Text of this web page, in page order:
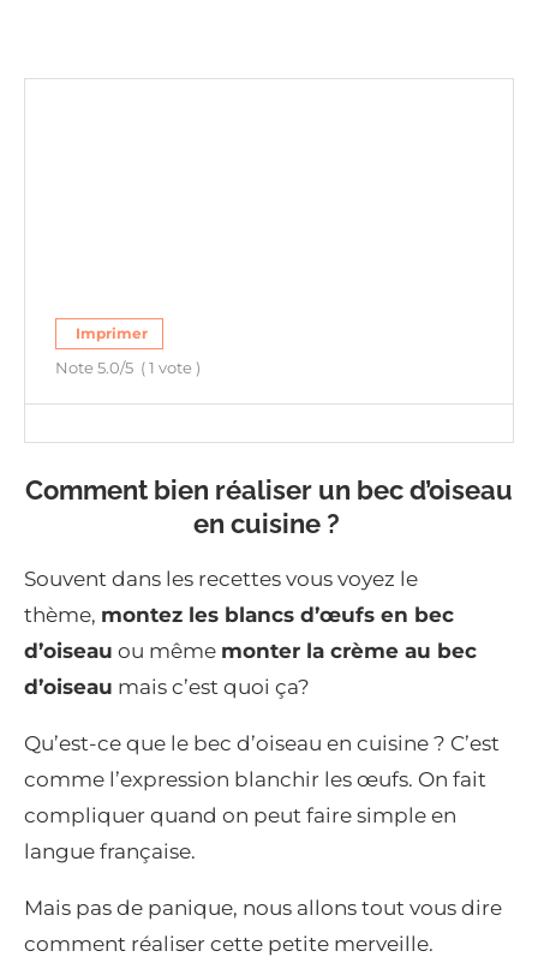
Imprimer
Note 5.0/5 (1 vote )
Comment bien réaliser un bec d’oiseau
en cuisine ?
Souvent dans les recettes vous voyez le
thème, montez les blancs d’œufs en bec
d’oiseau ou même monter la crème au bec
d’oiseau mais c’est quoi ça?
Qu’est-ce que le bec d’oiseau en cuisine ? C’est
comme l’expression blanchir les œufs. On fait
compliquer quand on peut faire simple en
langue française.
Mais pas de panique, nous allons tout vous dire
comment réaliser cette petite merveille.